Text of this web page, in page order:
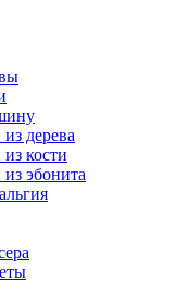
дерева
кости
эбонита